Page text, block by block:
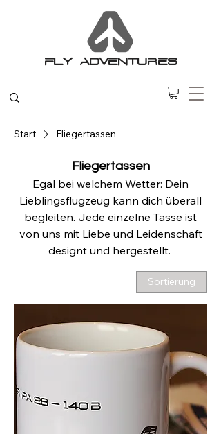
FLY ADVENTURES
Start Fliegertassen
Fliegertassen
Egal bei welchem Wetter: Dein
Lieblingsflugzeug kann dich überall
begleiten. Jede einzelne Tasse ist
von uns mit Liebe und Leidenschaft
designt und hergestellt.
Sortierung